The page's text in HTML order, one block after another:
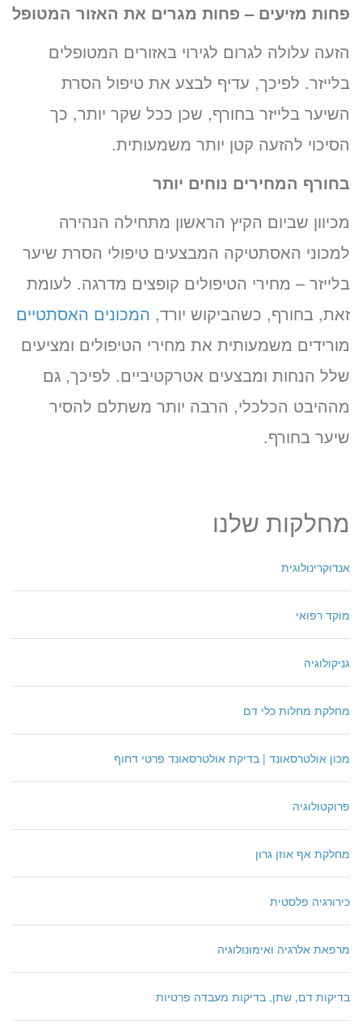
פחות מזיעים – פחות מגרים את האזור המטופל
הזעה עלולה לגרום לגירוי באזורים המטופלים
בלייזר. לפיכך, עדיף לבצע את טיפול הסרת
השיער בלייזר בחורף, שכן ככל שקר יותר, כך
הסיכוי להזעה קטן יותר משמעותית.
בחורף המחירים נוחים יותר
מכיוון שביום הקיץ הראשון מתחילה הנהירה
למכוני האסתטיקה המבצעים טיפולי הסרת שיער
בלייזר – מחירי הטיפולים קופצים מדרגה. לעומת
זאת, בחורף, כשהביקוש יורד, המכונים האסתטיים
מורידים משמעותית את מחירי הטיפולים ומציעים
שלל הנחות ומבצעים אטרקטיביים. לפיכך, גם
מההיבט הכלכלי, הרבה יותר משתלם להסיר
שיער בחורף.
מחלקות שלנו
אנדוקרינולוגית
מוקד רפואי
גניקולוגיה
מחלקת מחלות כלי דם
מכון אולטרסאונד | בדיקת אולטרסאונד פרטי דחוף
פרוקטולוגיה
מחלקת אף אוזן גרון
כירורגיה פלסטית
מרפאת אלרגיה ואימונולוגיה
בדיקות דם, שתן, בדיקות מעבדה פרטיות